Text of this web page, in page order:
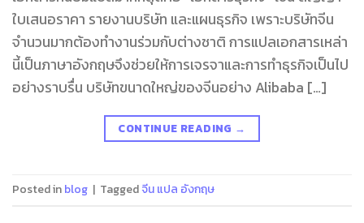
ใบเสนอราคา รายงานบริษัท และแผนธุรกิจ เพราะบริษัทจีน
จำนวนมากต้องทำงานร่วมกับต่างชาติ การแปลเอกสารเหล่า
นี้เป็นภาษาอังกฤษจึงช่วยให้การเจรจาและการทำธุรกิจเป็นไป
อย่างราบรื่น บริษัทขนาดใหญ่ของจีนอย่าง Alibaba […]
CONTINUE READING →
Posted inblog | Taggedจีน แปล อังกฤษ